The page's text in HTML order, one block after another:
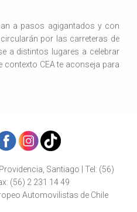
a pasos agigantados y con
por las carreteras de
a distintos lugares a celebrar
contexto CEA te aconseja para
Santiago | Tel: (56)
(56) 2 231 14 49
Automovilistas de Chile